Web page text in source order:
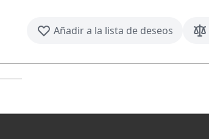
Añadir a la lista de deseos